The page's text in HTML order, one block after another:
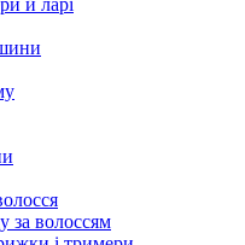
й ларі
за волоссям